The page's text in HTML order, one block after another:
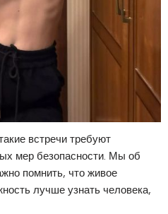
встречи требуют
мер безопасности. Мы об
помнить, что живое
лучше узнать человека,